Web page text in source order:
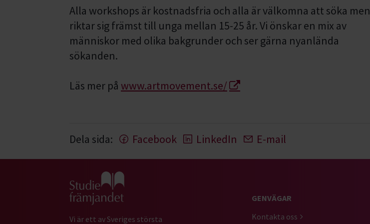
Alla workshops är kostnadsfria och alla är välkomna att söka men
riktar sig främst till unga mellan 15-25 år. Vi önskar en mix av
människor med olika bakgrunder och ser gärna nyanlända
sökanden.
Läs mer på www.artmovement.se/
Dela sida: Facebook LinkedIn E-mail
Gå till studiefrämjandets startsida
Vi är ett av Sveriges största
GENVÄGAR
Kontakta oss